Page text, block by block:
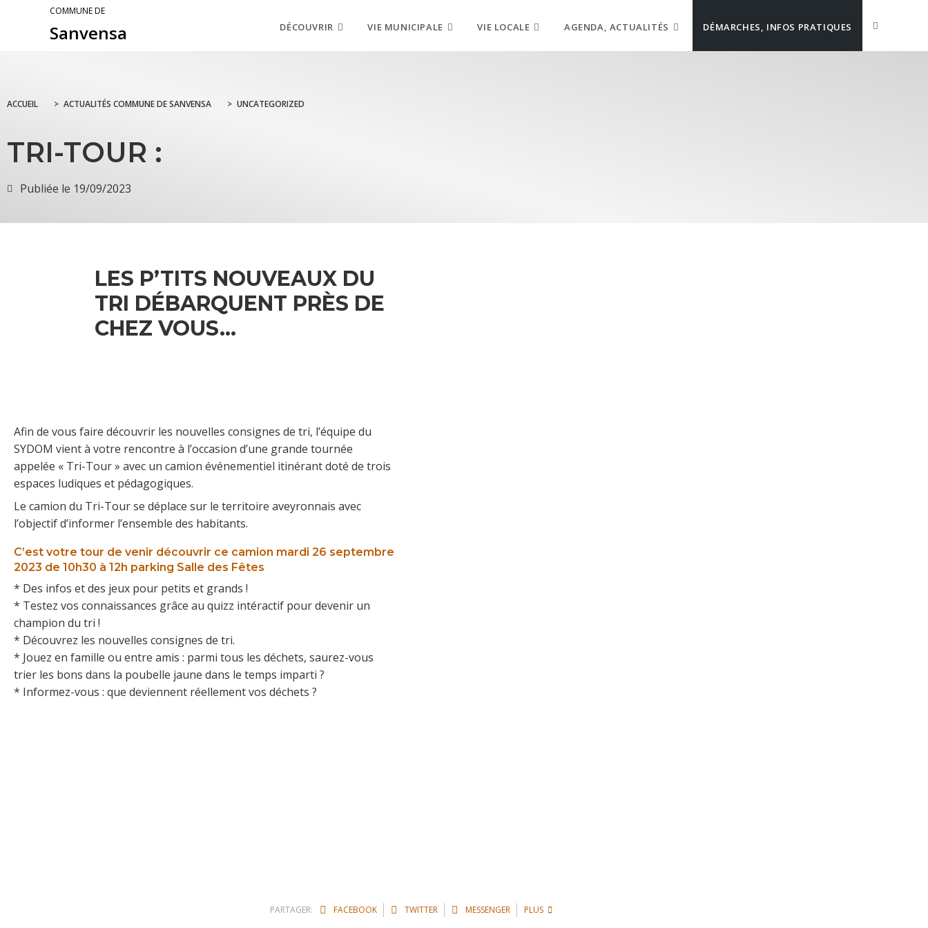
COMMUNE DE
Sanvensa DÉCOUVRIR VIE MUNICIPALE VIE LOCALE AGENDA, ACTUALITÉS DÉMARCHES, INFOS PRATIQUES
ACCUEIL > ACTUALITÉS COMMUNE DE SANVENSA > UNCATEGORIZED
TRI-TOUR :
Publiée le 19/09/2023
LES P’TITS NOUVEAUX DU
TRI DÉBARQUENT PRÈS DE
CHEZ VOUS…
Afin de vous faire découvrir les nouvelles consignes de tri, l’équipe du
SYDOM vient à votre rencontre à l’occasion d’une grande tournée
appelée « Tri-Tour » avec un camion événementiel itinérant doté de trois
espaces ludiques et pédagogiques.
Le camion du Tri-Tour se déplace sur le territoire aveyronnais avec
l’objectif d’informer l’ensemble des habitants.
C’est votre tour de venir découvrir ce camion mardi 26 septembre
2023 de 10h30 à 12h parking Salle des Fêtes
* Des infos et des jeux pour petits et grands !
* Testez vos connaissances grâce au quizz intéractif pour devenir un
champion du tri !
* Découvrez les nouvelles consignes de tri.
* Jouez en famille ou entre amis : parmi tous les déchets, saurez-vous
trier les bons dans la poubelle jaune dans le temps imparti ?
* Informez-vous : que deviennent réellement vos déchets ?
PARTAGER: FACEBOOK TWITTER MESSENGER PLUS